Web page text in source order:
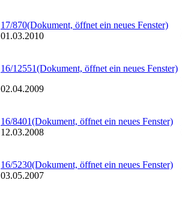
17/870(Dokument, öffnet ein neues Fenster)
01.03.2010
16/12551(Dokument, öffnet ein neues Fenster)
02.04.2009
16/8401(Dokument, öffnet ein neues Fenster)
12.03.2008
16/5230(Dokument, öffnet ein neues Fenster)
03.05.2007